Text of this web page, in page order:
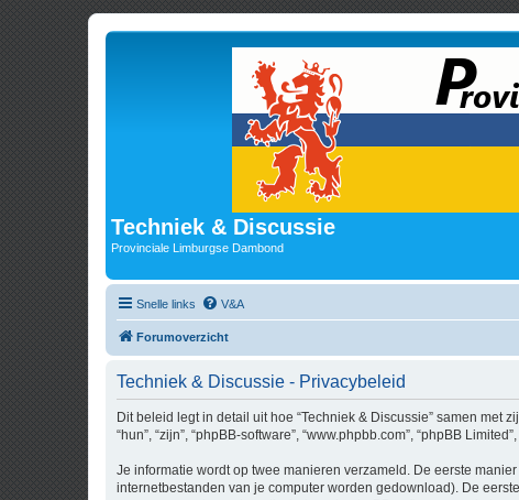
Techniek & Discussie
Provinciale Limburgse Dambond
Snelle links V&A
Forumoverzicht
Techniek & Discussie - Privacybeleid
Dit beleid legt in detail uit hoe “Techniek & Discussie” samen met
“hun”, “zijn”, “phpBB-software”, “www.phpbb.com”, “phpBB
Je informatie wordt op twee manieren verzameld. De eerste
internetbestanden van je computer worden gedownload). De